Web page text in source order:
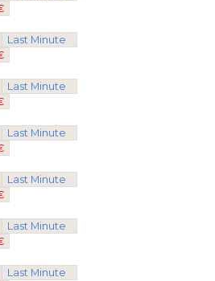
Last Minute
Last Minute
Last Minute
Last Minute
Last Minute
Last Minute